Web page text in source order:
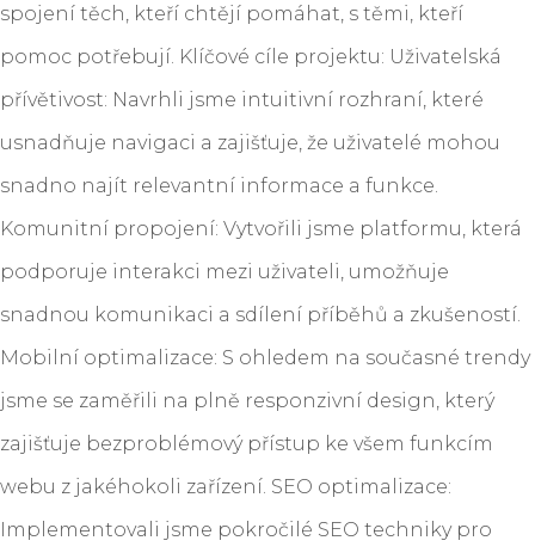
spojení těch, kteří chtějí pomáhat, s těmi, kteří
pomoc potřebují. Klíčové cíle projektu: Uživatelská
přívětivost: Navrhli jsme intuitivní rozhraní, které
usnadňuje navigaci a zajišťuje, že uživatelé mohou
snadno najít relevantní informace a funkce.
Komunitní propojení: Vytvořili jsme platformu, která
podporuje interakci mezi uživateli, umožňuje
snadnou komunikaci a sdílení příběhů a zkušeností.
Mobilní optimalizace: S ohledem na současné trendy
jsme se zaměřili na plně responzivní design, který
zajišťuje bezproblémový přístup ke všem funkcím
webu z jakéhokoli zařízení. SEO optimalizace:
Implementovali jsme pokročilé SEO techniky pro